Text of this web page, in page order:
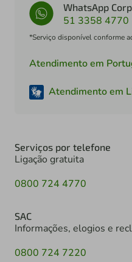
WhatsApp
51 3358 4770
*Serviço disponível conforme
Atendimento em
Atendimento em
Serviços por telefone
Ligação gratuita
0800 724 4770
SAC
Informações, elogios e
0800 724 7220